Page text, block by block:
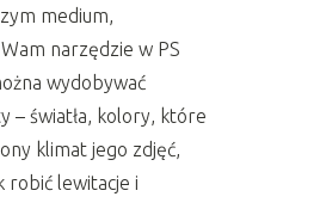
medium,
narzędzie w PS
wydobywać
– światła, kolory, które
klimat jego zdjęć,
robić lewitacje i